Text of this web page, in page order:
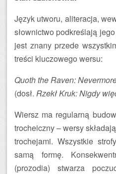
Język utworu, aliteracja,
słownictwo podkreślają
jest znany przede
treści kluczowego wersu:
Quoth the Raven:
(dosł. Rzekł Kruk: Nigdy
Wiersz ma regularną
trocheiczny – wersy
trochejami. Wszystkie
samą formę.
(prozodia) stwarza